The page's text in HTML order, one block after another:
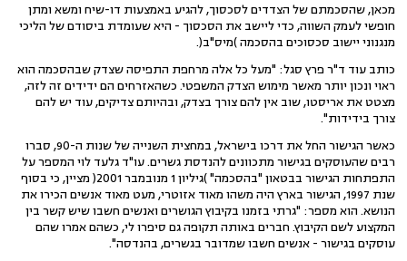
מכאן, שהסכמתם של הצדדים לסכסוך, להגיע באמצעות דו-שיח ומשא ומתן
חופשי לעמק השווה, כדי ליישב את הסכסוך - היא שעומדת ביסודם של הליכי
מנגנוני יישוב סכסוכים בהסכמה )מיס"ב(.
כותב עוד ד"ר פרץ סגל: "מעל כל אלה מרחפת התפיסה שצדק שבהסכמה הוא
ראוי ונכון יותר מאשר מימוש הצדק המשפטי. כשהאזרחים הם ידידים זה לזה,
מצטט את אריסטו, שוב אין להם צורך בצדק, ובהיותם צדיקים, עוד יש להם
צורך בידידות".
כאשר הגישור החל את דרכו בישראל, במחצית השנייה של שנות ה-90, סברו
רבים שהעוסקים בגישור מתכוונים להנדסת גשרים. עו"ד גלעד לוי המספר על
התפתחות הגישור בבטאון "בהסכמה" )גיליון 1 מנובמבר 2001( מציין, כי בסוף
שנת 1997, הגישור בארץ היה משהו מאוד אזוטרי, מעט מאוד אנשים הכירו את
הנושא. הוא מספר: "גרתי בזמנו בקיבוץ הגושרים ואנשים חשבו שיש קשר בין
המקצוע לשם הקיבוץ. חברים באותה תקופה גם סיפרו לי, כשהם אמרו שהם
עוסקים בגישור - אנשים חשבו שמדובר בגשרים, בהנדסה".